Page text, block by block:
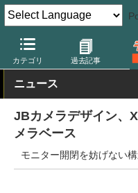
カテゴリ 過去記事
デジカメ Watch カメラ
ニュース
JBカメラデザイン、
メラベース
モニター開閉を妨げない